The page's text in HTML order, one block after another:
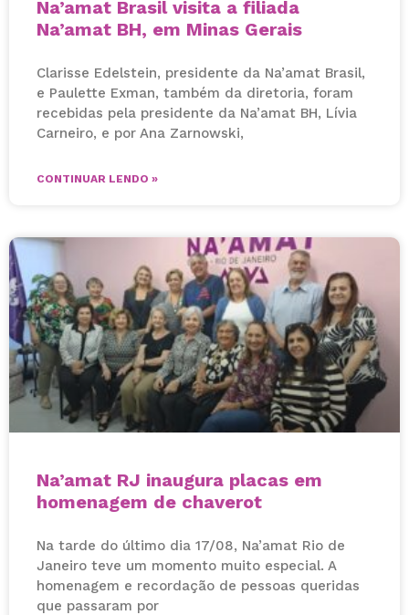
Na’amat Brasil visita a filiada
Na’amat BH, em Minas Gerais
Clarisse Edelstein, presidente da Na’amat Brasil,
e Paulette Exman, também da diretoria, foram
recebidas pela presidente da Na’amat BH, Lívia
Carneiro, e por Ana Zarnowski,
CONTINUAR LENDO »
Na’amat RJ inaugura placas em
homenagem de chaverot
Na tarde do último dia 17/08, Na’amat Rio de
Janeiro teve um momento muito especial. A
homenagem e recordação de pessoas queridas
que passaram por